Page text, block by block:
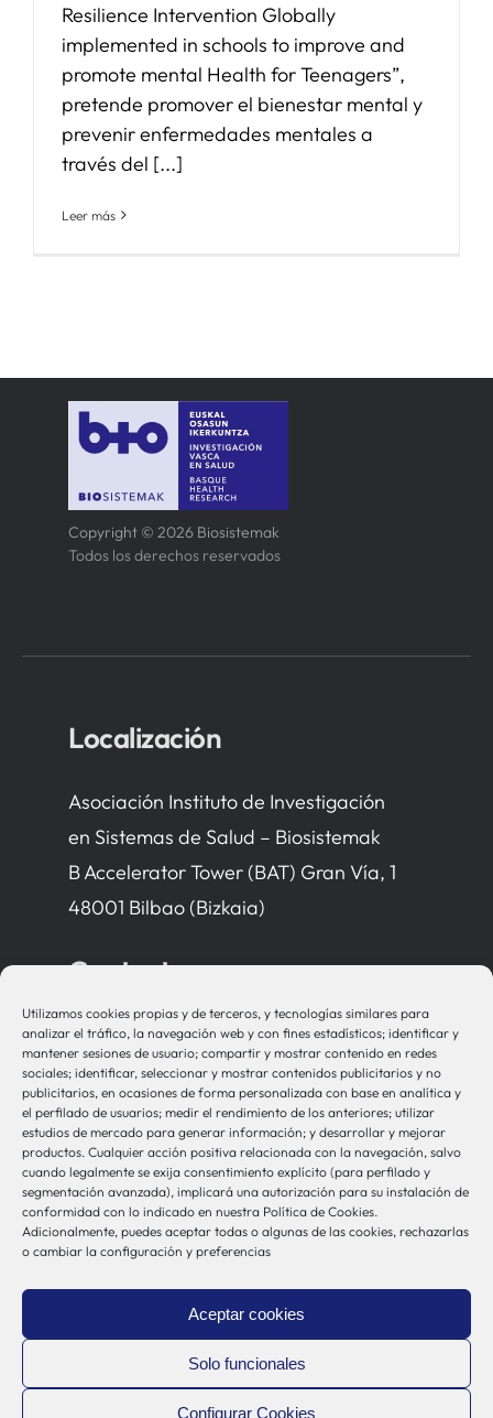
Utilizamos cookies propias y de terceros, y tecnologías similares para
analizar el tráfico, la navegación web y con fines estadísticos; identificar y
mantener sesiones de usuario; compartir y mostrar contenido en redes
sociales; identificar, seleccionar y mostrar contenidos publicitarios y no
publicitarios, en ocasiones de forma personalizada con base en analítica y
el perfilado de usuarios; medir el rendimiento de los anteriores; utilizar
estudios de mercado para generar información; y desarrollar y mejorar
productos. Cualquier acción positiva relacionada con la navegación, salvo
cuando legalmente se exija consentimiento explícito (para perfilado y
segmentación avanzada), implicará una autorización para su instalación de
conformidad con lo indicado en nuestra Política de Cookies.
Adicionalmente, puedes aceptar todas o algunas de las cookies, rechazarlas
o cambiar la configuración y preferencias
Aceptar cookies
Solo funcionales
Configurar Cookies
Resilience Intervention Globally
implemented in schools to improve and
promote mental Health for Teenagers”,
pretende promover el bienestar mental y
prevenir enfermedades mentales a
través del [...]
Leer más
Copyright © 2026 Biosistemak
Todos los derechos reservados
Localización
Asociación Instituto de Investigación
en Sistemas de Salud – Biosistemak
B Accelerator Tower (BAT) Gran Vía, 1
48001 Bilbao (Bizkaia)
Contacto
bio-sistemak@bio-sistemak.eus
944 00 77 90
Otros Enlaces
Osakidetza
Política de Privacidad